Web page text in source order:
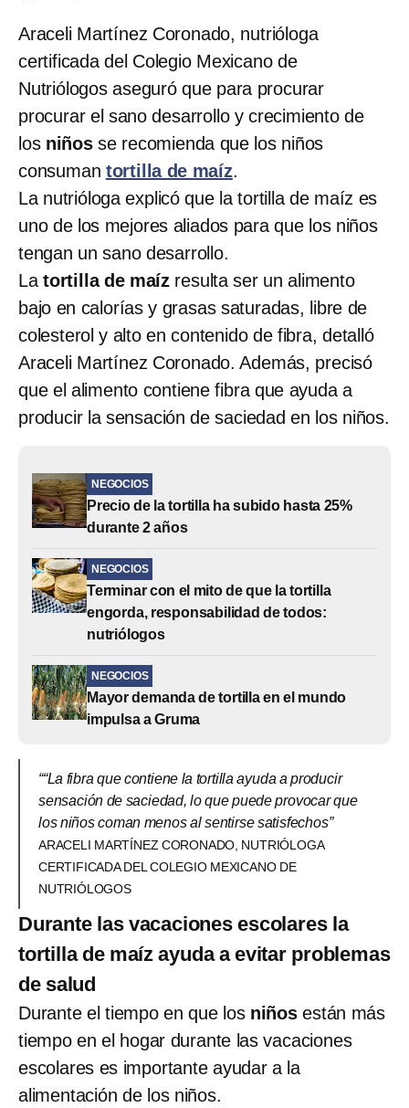
Araceli Martínez Coronado, nutrióloga
certificada del Colegio Mexicano de
Nutriólogos aseguró que para procurar
procurar el sano desarrollo y crecimiento de
los niñosse recomienda que los niños
consuman tortilla de maíz.
La nutrióloga explicó que la tortilla de maíz es
uno de los mejores aliados para que los niños
tengan un sano desarrollo.
La tortilla de maíz resulta ser un alimento
bajo en calorías y grasas saturadas, libre de
colesterol y alto en contenido de fibra, detalló
Araceli Martínez Coronado. Además, precisó
que el alimento contiene fibra que ayuda a
producir la sensación de saciedad en los niños.
NEGOCIOS
Precio de la tortilla ha subido hasta 25%
durante 2 años
NEGOCIOS
Terminar con el mito de que la tortilla
engorda, responsabilidad de todos:
nutriólogos
NEGOCIOS
Mayor demanda de tortilla en el mundo
impulsa a Gruma
““La fibra que contiene la tortilla ayuda a producir
sensación de saciedad, lo que puede provocar que
los niños coman menos al sentirse satisfechos”
ARACELI MARTÍNEZ CORONADO, NUTRIÓLOGA
CERTIFICADA DEL COLEGIO MEXICANO DE
NUTRIÓLOGOS
Durante las vacaciones escolares la
tortilla de maíz ayuda a evitar problemas
de salud
Durante el tiempo en que los niñosestán más
tiempo en el hogar durante las vacaciones
escolares es importante ayudar a la
alimentación de los niños.